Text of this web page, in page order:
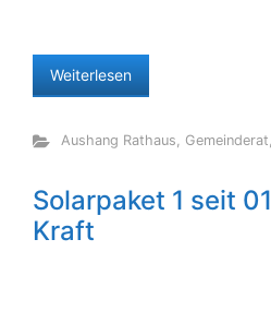
Weiterlesen
Aushang Rathaus, Gemeinderat,
Solarpaket 1 seit
Kraft